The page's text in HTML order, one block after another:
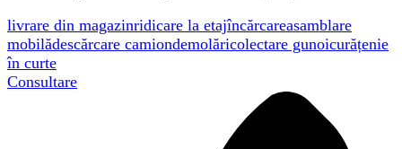
livrare din magazinridicare la etajîncărcareasamblare
mobilădescărcare camiondemolăricolectare gunoicurățenie
în curte
Consultare